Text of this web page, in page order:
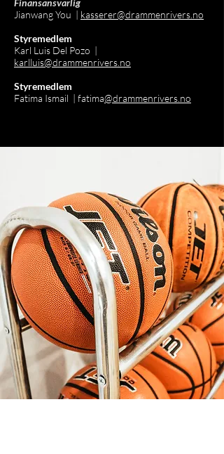
Finansansvarlig
Jianwang You | kasserer@drammenrivers.no
Styremedlem
Karl Luis Del Pozo |
karlluis@drammenrivers.no
Styremedlem
Fatima Ismail | fatima@drammenrivers.no